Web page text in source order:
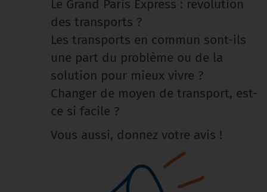
Le Grand Paris Express : révolution
des transports ?
Les transports en commun sont-ils
une part du problème ou de la
solution pour mieux vivre ?
Changer de moyen de transport, est-
ce si facile ?
Vous aussi, donnez votre avis !